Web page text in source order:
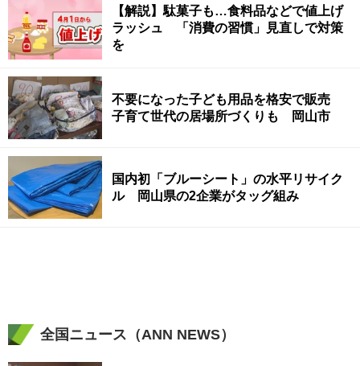
【解説】駄菓子も…食料品などで値上げ
ラッシュ 「消費の習慣」見直しで対策
を
不要になった子ども用品を格安で販売
子育て世代の居場所づくりも 岡山市
国内初「ブルーシート」の水平リサイク
ル 岡山県の2企業がタッグ組み
全国ニュース（ANN NEWS）